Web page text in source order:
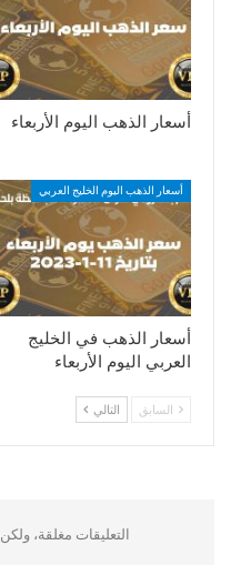
أسعار الذهب اليوم الأربعاء
أسعار الذهب اليوم الخليج العربي
أسعار الذهب في الخليج
العربي اليوم الأربعاء
السابق التالي
التعليقات مغلقة، ولكن